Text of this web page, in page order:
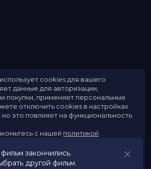
закончились.
другой фильм.
cookies для вашего
данные для авторизации,
покупки, применяет персональные
отключить cookies в настройках
это повлияет на функциональность
с нашей политикой
Принять